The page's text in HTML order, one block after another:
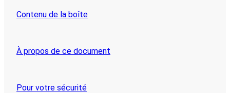
Contenu de la boîte
À propos de ce document
Pour votre sécurité